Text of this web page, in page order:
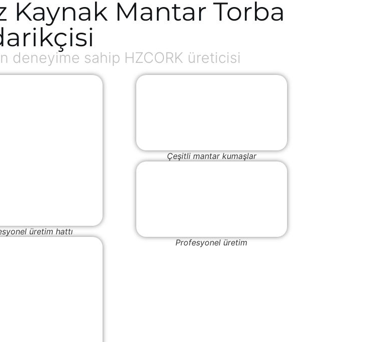
Mantar Torba
deneyime sahip HZCORK üreticisi
üretim hattı
Çeşitli mantar kumaşlar
Profesyonel üretim